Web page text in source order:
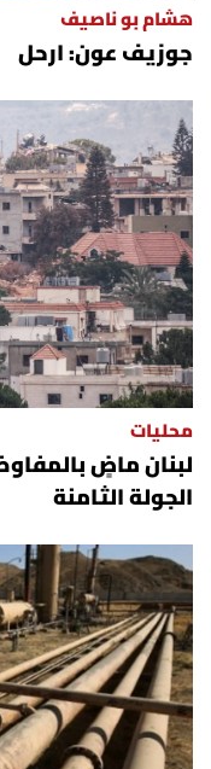
هشام بو ناصيف
جوزيف عون: ارحل
محليات
لبنان ماضٍ
الجولة الثامنة